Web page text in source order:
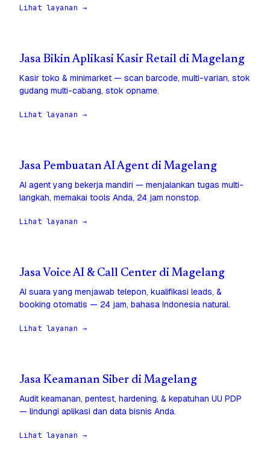
Lihat layanan →
Jasa Bikin Aplikasi Kasir Retail di Magelang
Kasir toko & minimarket — scan barcode, multi-varian, stok
gudang multi-cabang, stok opname.
Lihat layanan →
Jasa Pembuatan AI Agent di Magelang
AI agent yang bekerja mandiri — menjalankan tugas multi-
langkah, memakai tools Anda, 24 jam nonstop.
Lihat layanan →
Jasa Voice AI & Call Center di Magelang
AI suara yang menjawab telepon, kualifikasi leads, &
booking otomatis — 24 jam, bahasa Indonesia natural.
Lihat layanan →
Jasa Keamanan Siber di Magelang
Audit keamanan, pentest, hardening, & kepatuhan UU PDP
— lindungi aplikasi dan data bisnis Anda.
Lihat layanan →